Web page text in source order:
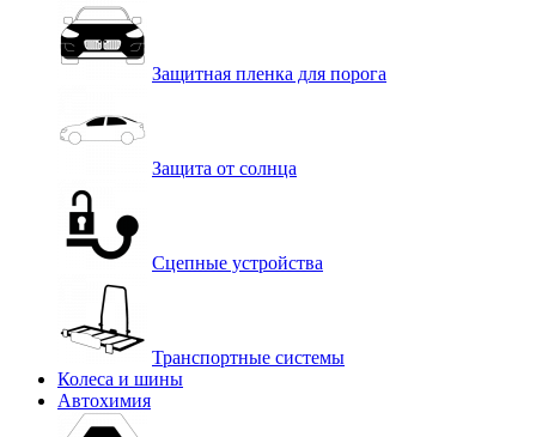
Защитная пленка для порога
Защита от солнца
Сцепные устройства
Транспортные системы
Колеса и шины
Автохимия